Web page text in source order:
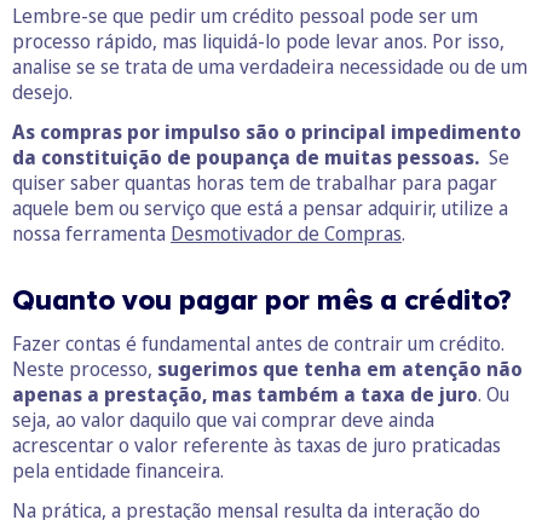
Lembre-se que pedir um crédito pessoal pode ser um
processo rápido, mas liquidá-lo pode levar anos. Por isso,
analise se se trata de uma verdadeira necessidade ou de um
desejo.
As compras por impulso são o principal impedimento
da constituição de poupança de muitas pessoas. Se
quiser saber quantas horas tem de trabalhar para pagar
aquele bem ou serviço que está a pensar adquirir, utilize a
nossa ferramenta Desmotivador de Compras.
Quanto vou pagar por mês a crédito?
Fazer contas é fundamental antes de contrair um crédito.
Neste processo, sugerimos que tenha em atenção não
apenas a prestação, mas também a taxa de juro. Ou
seja, ao valor daquilo que vai comprar deve ainda
acrescentar o valor referente às taxas de juro praticadas
pela entidade financeira.
Na prática, a prestação mensal resulta da interação do